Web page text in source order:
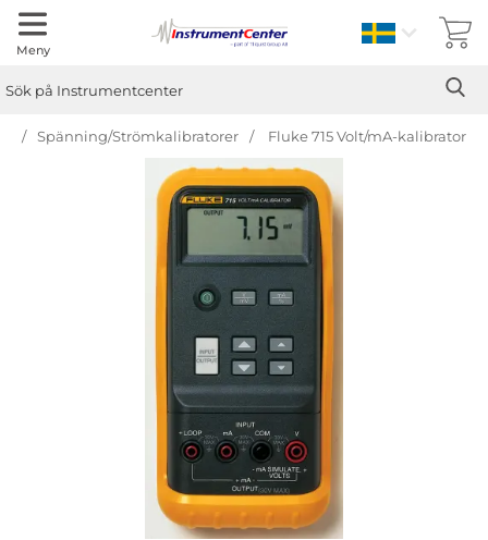
Meny Sverige
Spänning/Strömkalibratorer Fluke 715 Volt/mA-kalibrator